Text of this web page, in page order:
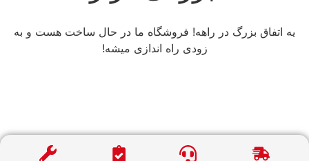
یه اتفاق بزرگ در راهه! فروشگاه ما در حال ساخت هست و به
زودی راه اندازی میشه!